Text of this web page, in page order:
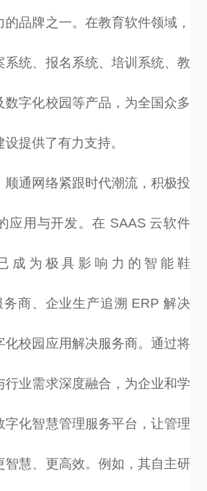
品牌之一。在教育软件领域，
系统、报名系统、培训系统、教
数字化校园等产品，为全国众多
提供了有力支持。
顺通网络紧跟时代潮流，积极投
应用与开发。在 SAAS 云软件
成为极具影响力的智能鞋
务商、企业生产追溯 ERP解决
化校园应用解决服务商。通过将
行业需求深度融合，为企业和学
字化智慧管理服务平台，让管理
智慧、更高效。例如，其自主研